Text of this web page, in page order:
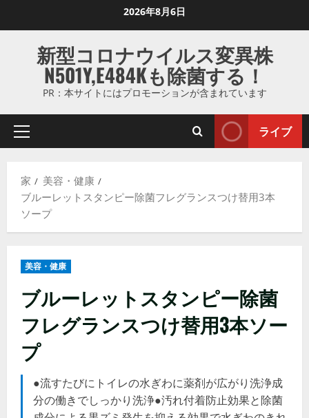
ス
ッ
2026年8月6日
新型コロナウイルス変異株
N501Y,E484Kも除菌する！
PR：本サイトにはプロモーションが含まれています
プ
マ
リ
メ
ー
ライブ
家
美容・健康
ブルーレットスタンピー除菌フレグランスつけ替用3本
ソープ
美容・健康
ブルーレットスタンピー除菌
フレグランスつけ替用3本ソー
プ
●流すたびにトイレの水ぎわに薬剤が広がり洗浄成
分の働きでしっかり洗浄●汚れ付着防止効果と除菌